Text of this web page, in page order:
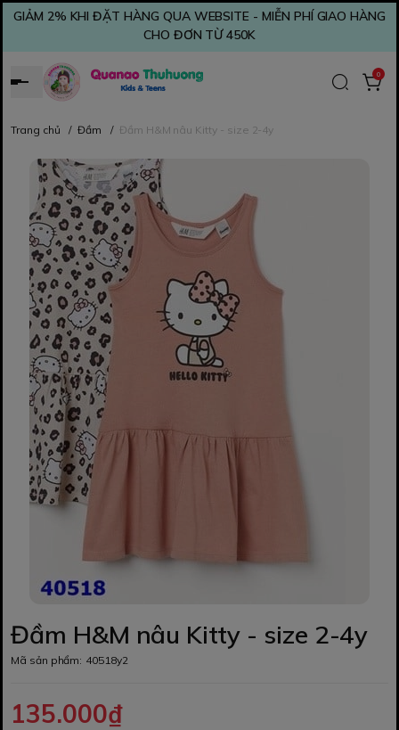
GIẢM 2% KHI ĐẶT HÀNG QUA WEBSITE - MIỄN PHÍ GIAO HÀNG
CHO ĐƠN TỪ 450K
0
Trang chủ / Đầm / Đầm H&M nâu Kitty - size 2-4y
Đầm H&M nâu Kitty - size 2-4y
Mã sản phẩm: 40518y2
135.000₫